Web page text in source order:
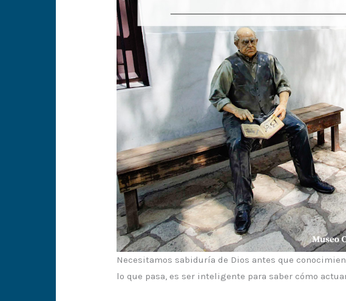
Necesitamos sabiduría de Dios antes que
lo que pasa, es ser inteligente para saber cómo